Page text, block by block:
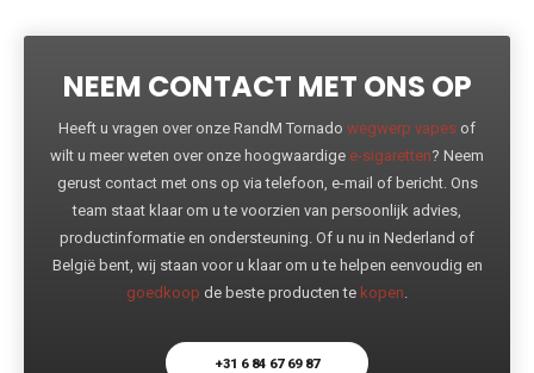
NEEM CONTACT MET ONS OP
Heeft u vragen over onze RandM Tornado wegwerp vapes of
wilt u meer weten over onze hoogwaardige e-sigaretten? Neem
gerust contact met ons op via telefoon, e-mail of bericht. Ons
team staat klaar om u te voorzien van persoonlijk advies,
productinformatie en ondersteuning. Of u nu in Nederland of
België bent, wij staan voor u klaar om u te helpen eenvoudig en
goedkoop de beste producten te kopen.
+31 6 84 67 69 87